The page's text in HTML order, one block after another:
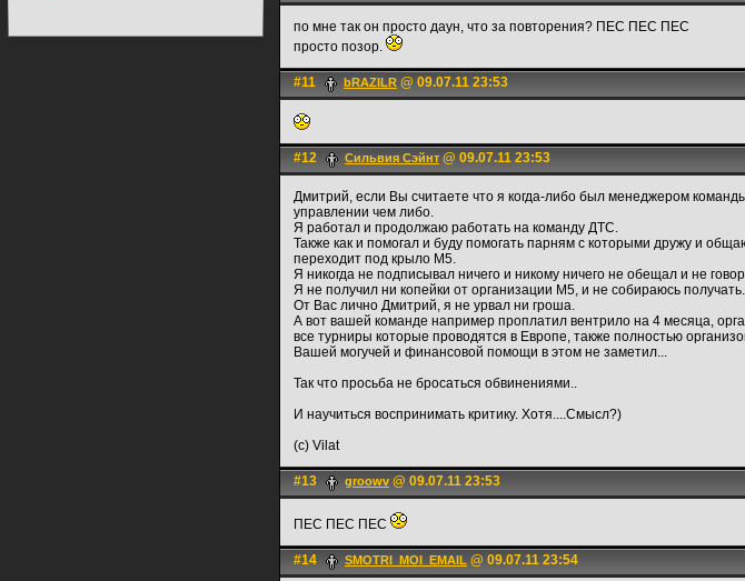
по мне так он просто даун, что за повторения? ПЕС ПЕС ПЕС
просто позор.
#11 bRAZILR @ 09.07.11 23:53
#12 Сильвия Сэйнт @ 09.07.11 23:53
Дмитрий, если Вы считаете что я когда-либо был менеджером
управлении чем либо.
Я работал и продолжаю работать на команду ДТС.
Также как и помогал и буду помогать парням с которыми дружу и
переходит под крыло М5.
Я никогда не подписывал ничего и никому ничего не обещал и не
Я не получил ни копейки от организации М5, и не собираюсь получать.
От Вас лично Дмитрий, я не урвал ни гроша.
А вот вашей команде например проплатил вентрило на 4 месяца,
все турниры которые проводятся в Европе, также полностью
Вашей могучей и финансовой помощи в этом не заметил...
Так что просьба не бросаться обвинениями..
И научиться воспринимать критику. Хотя....Смысл?)
(c) Vilat
#13 groowv @ 09.07.11 23:53
ПЕС ПЕС ПЕС
#14 SMOTRI_MOI_EMAIL @ 09.07.11 23:54